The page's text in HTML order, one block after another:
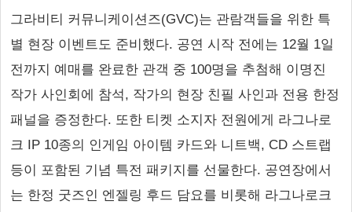
그라비티 커뮤니케이션즈(GVC)는 관람객들을 위한 특
별 현장 이벤트도 준비했다. 공연 시작 전에는 12월 1일
전까지 예매를 완료한 관객 중 100명을 추첨해 이명진
작가 사인회에 참석, 작가의 현장 친필 사인과 전용 한정
패널을 증정한다. 또한 티켓 소지자 전원에게 라그나로
크 IP 10종의 인게임 아이템 카드와 니트백, CD 스트랩
등이 포함된 기념 특전 패키지를 선물한다. 공연장에서
는 한정 굿즈인 엔젤링 후드 담요를 비롯해 라그나로크